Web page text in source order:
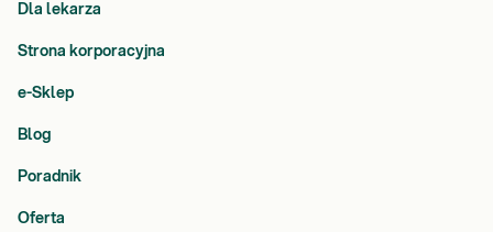
Dla lekarza
Strona korporacyjna
e-Sklep
Blog
Poradnik
Oferta